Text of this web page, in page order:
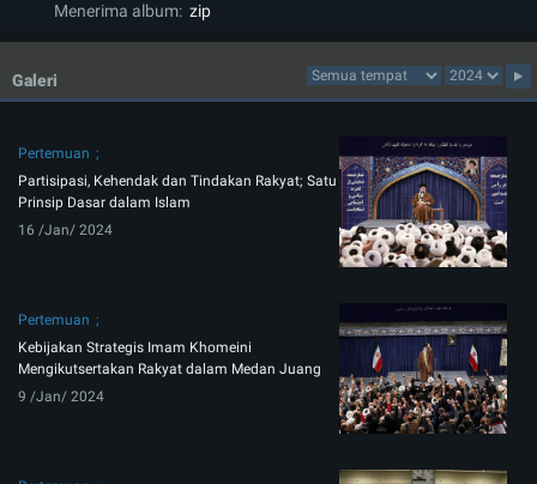
Menerima album: zip
Galeri
Pertemuan
Partisipasi, Kehendak dan Tindakan Rakyat; Satu
Prinsip Dasar dalam Islam
16 /Jan/ 2024
Pertemuan
Kebijakan Strategis Imam Khomeini
Mengikutsertakan Rakyat dalam Medan Juang
9 /Jan/ 2024